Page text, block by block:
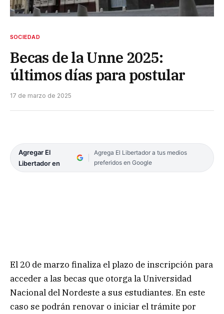
SOCIEDAD
Becas de la Unne 2025:
últimos días para postular
17 de marzo de 2025
Agregar El
Libertador en
Agrega El Libertador a tus medios
preferidos en Google
El 20 de marzo finaliza el plazo de inscripción para
acceder a las becas que otorga la Universidad
Nacional del Nordeste a sus estudiantes. En este
caso se podrán renovar o iniciar el trámite por